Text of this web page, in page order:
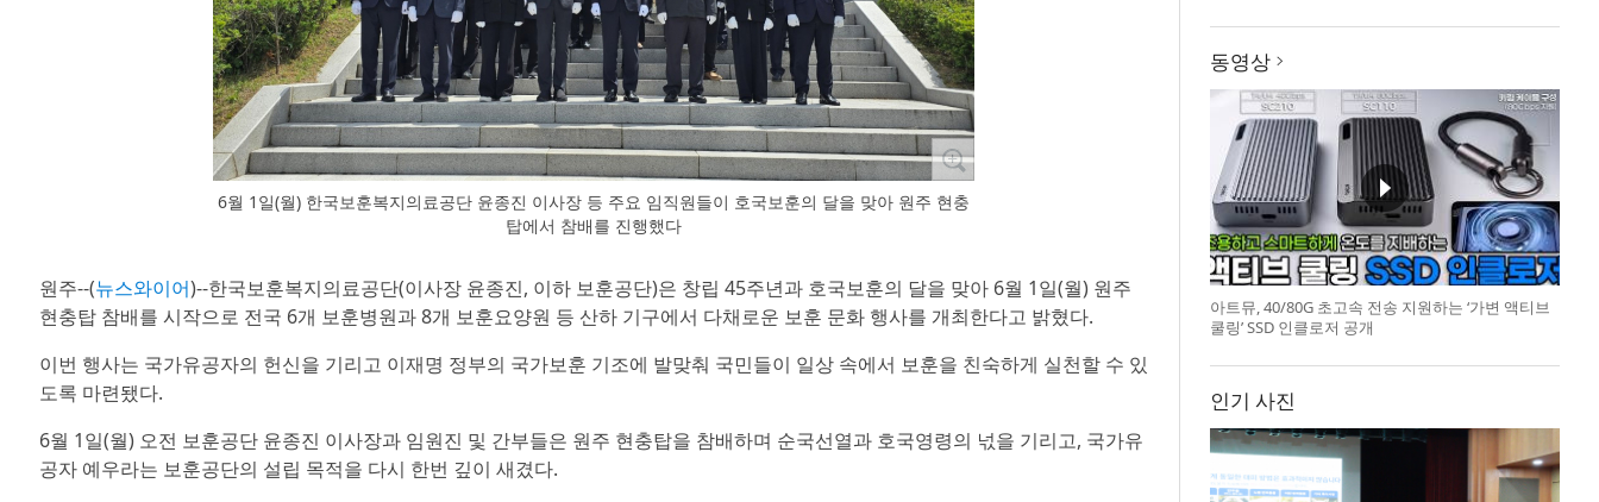
6월 1일(월) 한국보훈복지의료공단 윤종진 이사장 등 주요 임직원들이 호국보훈의 달을 맞아 원주 현충
탑에서 참배를 진행했다
원주--(뉴스와이어)--한국보훈복지의료공단(이사장 윤종진, 이하 보훈공단)은 창립 45주년과 호국보훈의 달을 맞아 6월 1일(월) 원주
현충탑 참배를 시작으로 전국 6개 보훈병원과 8개 보훈요양원 등 산하 기구에서 다채로운 보훈 문화 행사를 개최한다고 밝혔다.
이번 행사는 국가유공자의 헌신을 기리고 이재명 정부의 국가보훈 기조에 발맞춰 국민들이 일상 속에서 보훈을 친숙하게 실천할 수 있
도록 마련됐다.
6월 1일(월) 오전 보훈공단 윤종진 이사장과 임원진 및 간부들은 원주 현충탑을 참배하며 순국선열과 호국영령의 넋을 기리고, 국가유
공자 예우라는 보훈공단의 설립 목적을 다시 한번 깊이 새겼다.
동영상
아트뮤, 40/80G 초고속 전송 지원하는 ‘가변 액티브
쿨링’ SSD 인클로저 공개
인기 사진